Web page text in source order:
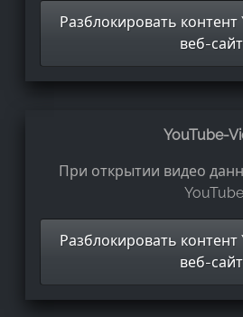
Разблокировать контент
веб-
YouTube-
При открытии видео
Разблокировать контент
веб-